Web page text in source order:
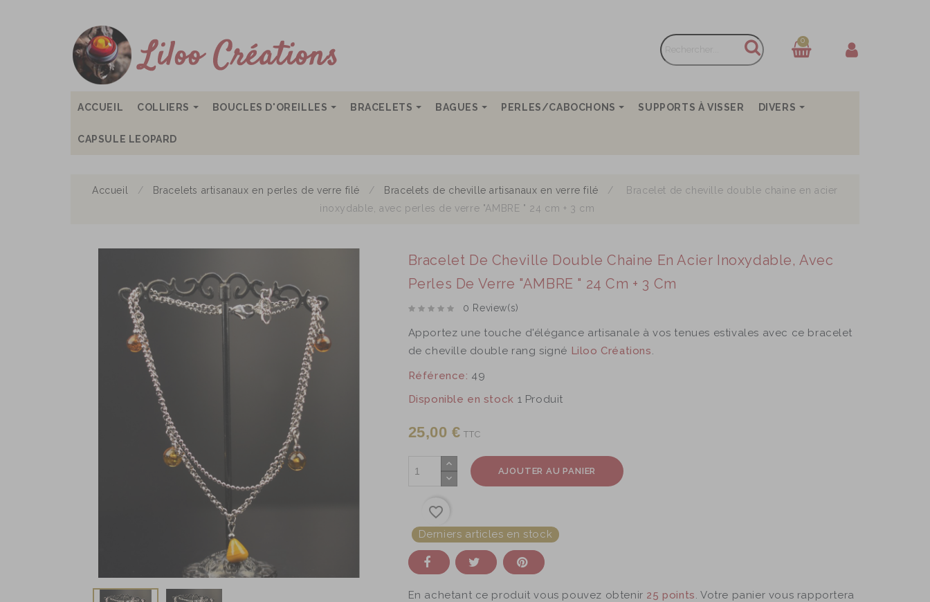
0
ACCUEIL COLLIERS BOUCLES D'OREILLES BRACELETS BAGUES PERLES/CABOCHONS SUPPORTS À VISSER DIVERS
CAPSULE LEOPARD
Accueil Bracelets artisanaux en perles de verre filé Bracelets de cheville artisanaux en verre filé
Bracelet de cheville double chaine en acier
inoxydable, avec perles de verre "AMBRE " 24 cm + 3 cm
Bracelet De Cheville Double Chaine En Acier Inoxydable, Avec
Perles De Verre "AMBRE " 24 Cm + 3 Cm
0 Review(s)
Apportez une touche d'élégance artisanale à vos tenues estivales avec ce bracelet
de cheville double rang signé Liloo Créations.
Référence: 49
Disponible en stock 1 Produit
25,00 € TTC
AJOUTER AU PANIER
favorite_border
Derniers articles en stock
En achetant ce produit vous pouvez obtenir 25 points. Votre panier vous rapportera